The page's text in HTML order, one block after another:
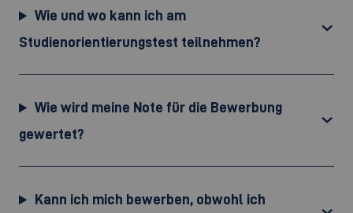
Wie und wo kann ich am
Studienorientierungstest teilnehmen?
Wie wird meine Note für die Bewerbung
gewertet?
Kann ich mich bewerben, obwohl ich